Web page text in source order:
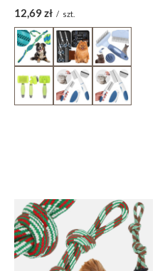
12,69 zł / szt.